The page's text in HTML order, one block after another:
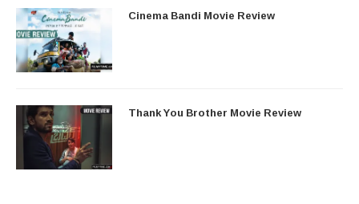
Cinema Bandi Movie Review
Thank You Brother Movie Review